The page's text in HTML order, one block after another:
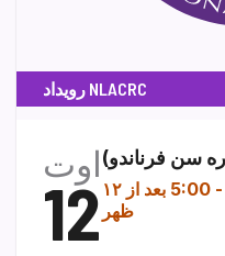
رویداد NLACRC
اوت
12
سن فرناندو)
-
5:00 بعد از
ظهر